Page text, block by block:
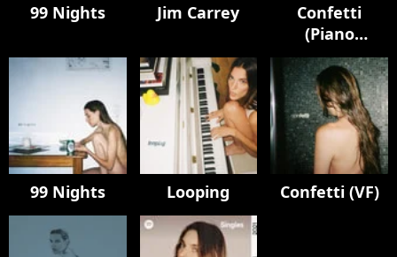
99 Nights Jim Carrey
Confetti
(Piano
Version)
99 Nights Looping Confetti (VF)